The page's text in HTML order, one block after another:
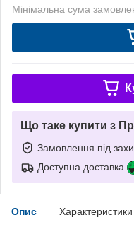
Мінімальна сума
Що таке купити з
Замовлення під
Доступна доставка
Опис Характеристики